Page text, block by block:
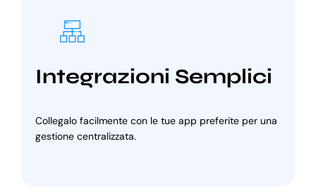
Integrazioni Semplici
Collegalo facilmente con le tue app preferite per una
gestione centralizzata.